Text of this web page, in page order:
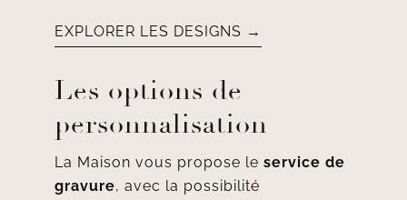
EXPLORER LES DESIGNS →
Les options de
personnalisation
La Maison vous propose le service de
gravure, avec la possibilité